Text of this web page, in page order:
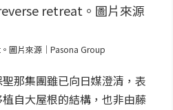
圖片來源｜Pasona Group
那集團雖已向日媒澄清，表
自大屋根的結構，也非由藤